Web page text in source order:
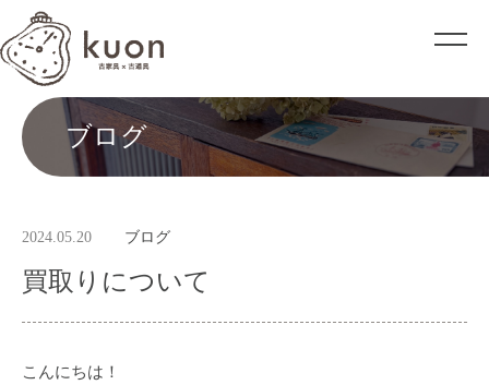
ブログ
2024.05.20 ブログ
買取りについて
こんにちは！